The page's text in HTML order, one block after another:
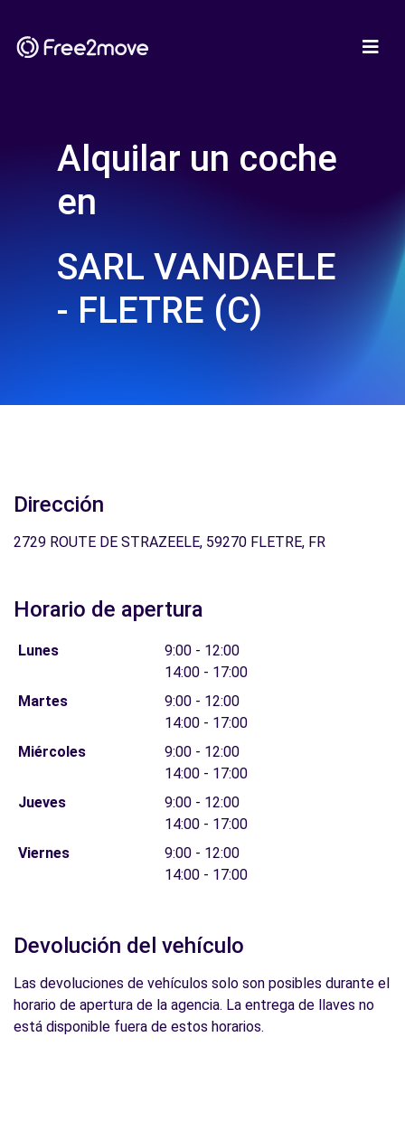
Alquilar un coche
en
SARL VANDAELE
- FLETRE (C)
Dirección
2729 ROUTE DE STRAZEELE, 59270 FLETRE, FR
Horario de apertura
Lunes
9:00 - 12:00
14:00 - 17:00
Martes
9:00 - 12:00
14:00 - 17:00
Miércoles
9:00 - 12:00
14:00 - 17:00
Jueves
9:00 - 12:00
14:00 - 17:00
Viernes
9:00 - 12:00
14:00 - 17:00
Devolución del vehículo
Las devoluciones de vehículos solo son posibles durante el
horario de apertura de la agencia. La entrega de llaves no
está disponible fuera de estos horarios.